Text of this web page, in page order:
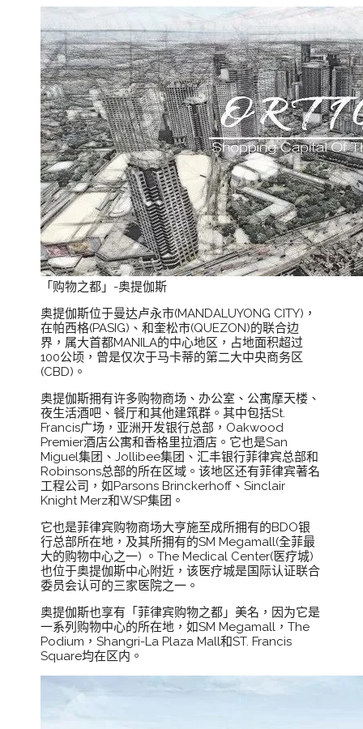
「购物之都」-奥提伽斯
奥提伽斯位于曼达卢永市(MANDALUYONG CITY)，
在帕西格(PASIG)、和奎松市(QUEZON)的联合边
界，属大首都MANILA的中心地区，占地面积超过
100公顷，曾是仅次于马卡蒂的第二大中央商务区
(CBD)。
奥提伽斯拥有许多购物商场、办公室、公寓摩天楼、
夜生活酒吧、餐厅和其他建筑群。其中包括St.
Francis广场，亚洲开发银行总部，Oakwood
Premier酒店公寓和香格里拉酒店。它也是San
Miguel集团、Jollibee集团、汇丰银行菲律宾总部和
Robinsons总部的所在区域。该地区还有菲律宾著名
工程公司，如Parsons Brinckerhoff、Sinclair
Knight Merz和WSP集团。
它也是菲律宾购物商场大亨施至成所拥有的BDO银
行总部所在地，及其所拥有的SM Megamall(全菲最
大的购物中心之一) 。The Medical Center(医疗城)
也位于奥提伽斯中心附近，该医疗城是国际认证联合
委员会认可的三家医院之一。
奥提伽斯也享有「菲律宾购物之都」美名，因为它是
一系列购物中心的所在地，如SM Megamall，The
Podium，Shangri-La Plaza Mall和ST. Francis
Square均在区内。